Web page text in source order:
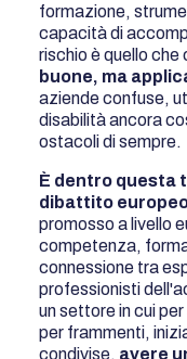
formazione,
capacità di
rischio è quello
buone, ma
aziende confuse,
disabilità ancora
ostacoli di sempre.
È dentro questa
dibattito
promosso a livello
competenza,
connessione tra
professionisti
un settore in cui
per frammenti,
condivise, avere